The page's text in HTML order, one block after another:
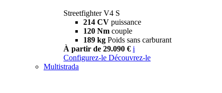
Streetfighter V4 S
214 CV puissance
120 Nm couple
189 kg Poids sans carburant
À partir de 29.090 € i
Configurez-le Découvrez-le
Multistrada